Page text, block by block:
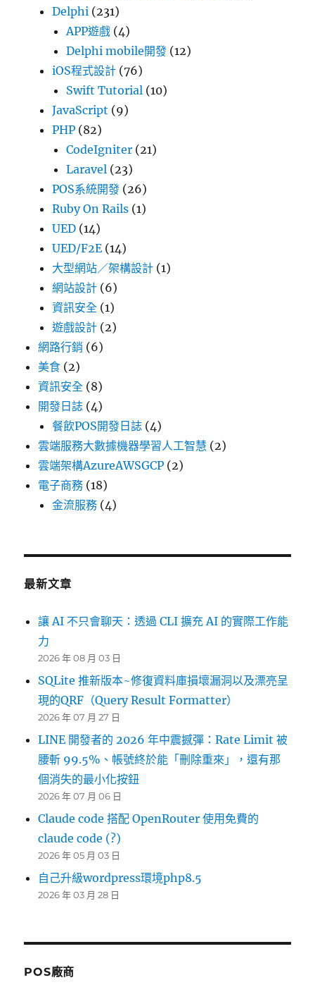
Delphi (231)
APP遊戲 (4)
Delphi mobile開發 (12)
iOS程式設計 (76)
Swift Tutorial (10)
JavaScript (9)
PHP (82)
CodeIgniter (21)
Laravel (23)
POS系統開發 (26)
Ruby On Rails (1)
UED (14)
UED/F2E (14)
大型網站／架構設計 (1)
網站設計 (6)
資訊安全 (1)
遊戲設計 (2)
網路行銷 (6)
美食 (2)
資訊安全 (8)
開發日誌 (4)
餐飲POS開發日誌 (4)
雲端服務大數據機器學習人工智慧 (2)
雲端架構AzureAWSGCP (2)
電子商務 (18)
金流服務 (4)
最新文章
讓 AI 不只會聊天：透過 CLI 擴充 AI 的實際工作能
力
2026 年 08 月 03 日
SQLite 推新版本~修復資料庫損壞漏洞以及漂亮呈
現的QRF（Query Result Formatter）
2026 年 07 月 27 日
LINE 開發者的 2026 年中震撼彈：Rate Limit 被
腰斬 99.5%、帳號終於能「刪除重來」，還有那
個消失的最小化按鈕
2026 年 07 月 06 日
Claude code 搭配 OpenRouter 使用免費的
claude code (?)
2026 年 05 月 03 日
自己升級wordpress環境php8.5
2026 年 03 月 28 日
POS廠商